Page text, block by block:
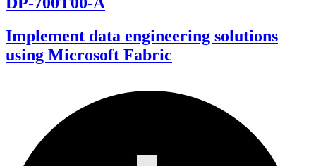
Implement data engineering solutions
using Microsoft Fabric